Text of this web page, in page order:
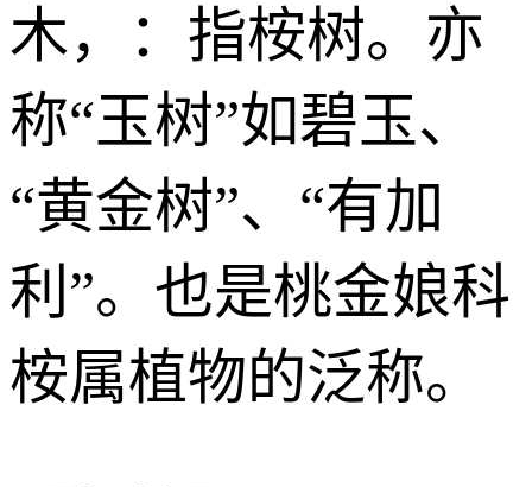
木，：指桉树。亦
称“玉树”如碧玉、
“黄金树”、“有加
利”。也是桃金娘科
桉属植物的泛称。